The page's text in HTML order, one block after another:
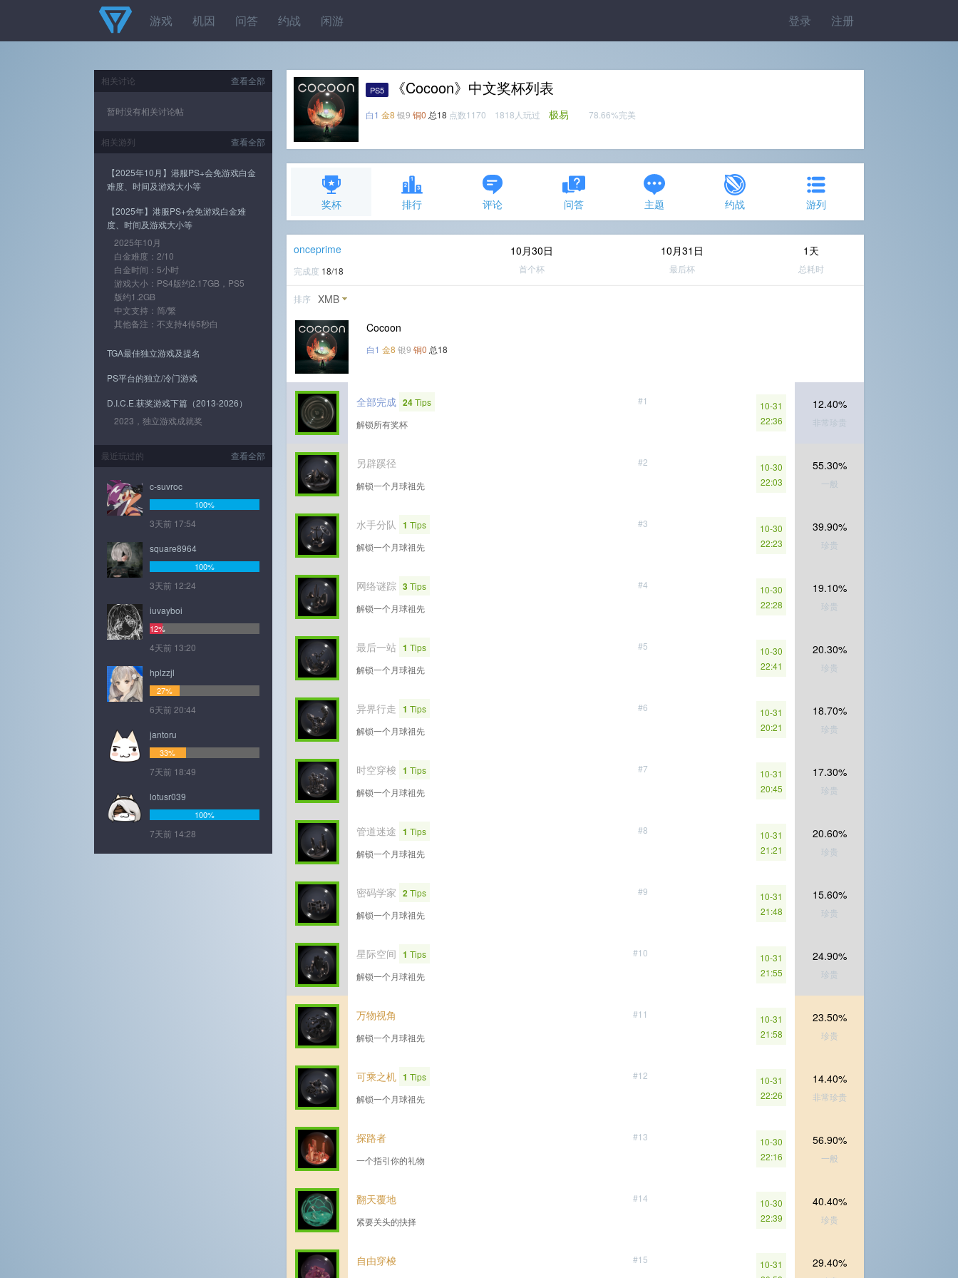
登录 注册
游戏 机因 问答 约战 闲游
PS5 《Cocoon》中文奖杯列表
白1 金8 银9 铜0 总18 点数1170 1818人玩过 极易 78.66%完美
奖杯 排行 评论 问答 主题 约战 游列
onceprime
完成度 18/18
10月30日
首个杯
10月31日
最后杯
1天
总耗时
排序 XMB
Cocoon
白1 金8 银9 铜0 总18
#1
全部完成 24Tips
解锁所有奖杯
10-31
22:36
12.40%
非常珍贵
#2
另辟蹊径
解锁一个月球祖先
10-30
22:03
55.30%
一般
#3
水手分队 1 Tips
解锁一个月球祖先
10-30
22:23
39.90%
珍贵
#4
网络谜踪 3Tips
解锁一个月球祖先
10-30
22:28
19.10%
珍贵
#5
最后一站 1 Tips
解锁一个月球祖先
10-30
22:41
20.30%
珍贵
#6
异界行走 1 Tips
解锁一个月球祖先
10-31
20:21
18.70%
珍贵
#7
时空穿梭 1 Tips
解锁一个月球祖先
10-31
20:45
17.30%
珍贵
#8
管道迷途 1 Tips
解锁一个月球祖先
10-31
21:21
20.60%
珍贵
#9
密码学家 2Tips
解锁一个月球祖先
10-31
21:48
15.60%
珍贵
#10
星际空间 1 Tips
解锁一个月球祖先
10-31
21:55
24.90%
珍贵
#11
万物视角
解锁一个月球祖先
10-31
21:58
23.50%
珍贵
#12
可乘之机 1 Tips
解锁一个月球祖先
10-31
22:26
14.40%
非常珍贵
#13
探路者
一个指引你的礼物
10-30
22:16
56.90%
一般
#14
翻天覆地
紧要关头的抉择
10-30
22:39
40.40%
珍贵
#15
自由穿梭
10-31
29.40%
查看全部
相关讨论
暂时没有相关讨论帖
查看全部
相关游列
【2025年10月】港服PS+会免游戏白金
难度、时间及游戏大小等
【2025年】港服PS+会免游戏白金难
度、时间及游戏大小等
2025年10月
白金难度：2/10
白金时间：5小时
游戏大小：PS4版约2.17GB，PS5
版约1.2GB
中文支持：简/繁
其他备注：不支持4传5秒白
TGA最佳独立游戏及提名
PS平台的独立/冷门游戏
D.I.C.E.获奖游戏下篇（2013-2026）
2023，独立游戏成就奖
查看全部
最近玩过的
c-suvroc
100%
3天前 17:54
square8964
100%
3天前 12:24
iuvayboi
12%
4天前 13:20
hplzzjl
27%
6天前 20:44
jantoru
33%
7天前 18:49
lotusr039
100%
7天前 14:28